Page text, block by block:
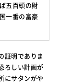
五百頭の財
一番の富豪
証明でありま
ろしい計画が
にサタンがや